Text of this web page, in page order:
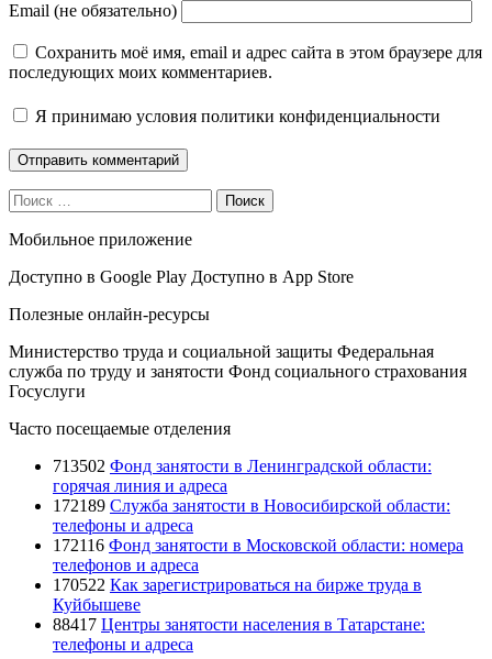
Email (не обязательно)
Сохранить моё имя, email и адрес сайта в этом браузере для
последующих моих комментариев.
Я принимаю условия политики конфиденциальности
Поиск
Мобильное приложение
Доступно в Google Play Доступно в App Store
Полезные онлайн-ресурсы
Министерство труда и социальной защиты Федеральная
служба по труду и занятости Фонд социального страхования
Госуслуги
Часто посещаемые отделения
713502 Фонд занятости в Ленинградской области:
горячая линия и адреса
172189 Служба занятости в Новосибирской области:
телефоны и адреса
172116 Фонд занятости в Московской области: номера
телефонов и адреса
170522 Как зарегистрироваться на бирже труда в
Куйбышеве
88417 Центры занятости населения в Татарстане:
телефоны и адреса